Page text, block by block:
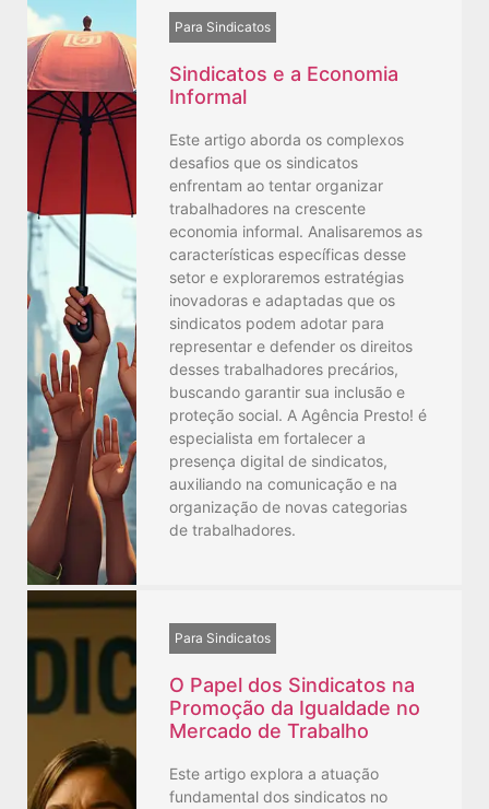
Para Sindicatos
Sindicatos e a Economia
Informal
Este artigo aborda os complexos
desafios que os sindicatos
enfrentam ao tentar organizar
trabalhadores na crescente
economia informal. Analisaremos as
características específicas desse
setor e exploraremos estratégias
inovadoras e adaptadas que os
sindicatos podem adotar para
representar e defender os direitos
desses trabalhadores precários,
buscando garantir sua inclusão e
proteção social. A Agência Presto! é
especialista em fortalecer a
presença digital de sindicatos,
auxiliando na comunicação e na
organização de novas categorias
de trabalhadores.
Para Sindicatos
O Papel dos Sindicatos na
Promoção da Igualdade no
Mercado de Trabalho
Este artigo explora a atuação
fundamental dos sindicatos no